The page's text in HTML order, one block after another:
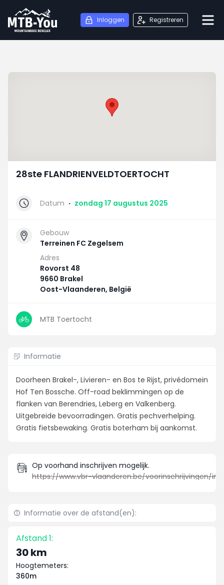
Inloggen Registreren
28ste FLANDRIENVELDTOERTOCHT
Datum · zondag 17 augustus 2025
Gebouw
Terreinen FC Zegelsem
Adres
Rovorst 48
9660 Brakel
Oost-Vlaanderen, België
MTB Toertocht
Informatie
Doorheen Brakel-, Livieren- en Bos te Rijst, privédomein
Hof Ten Bossche. Off-road beklimmingen op de
flanken van Berendries, Leberg en Valkenberg.
Uitgebreide bevoorradingen. Gratis pechverhelping.
Gratis fietsbewaking. Gratis boterham bij aankomst.
Op voorhand inschrijven mogelijk.
Informatie over de afstand(en):
Afstand 1:
30 km
Hoogtemeters:
360m